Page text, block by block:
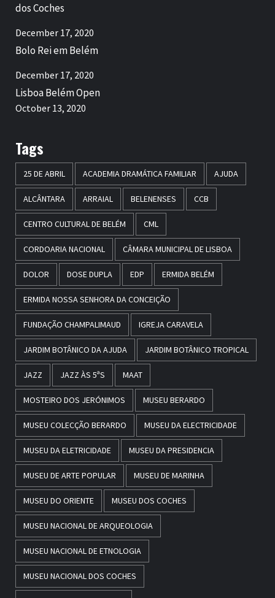
dos Coches
December 17, 2020
Bolo Rei em Belém
December 17, 2020
Lisboa Belém Open
October 13, 2020
Tags
25 DE ABRIL ACADEMIA DRAMÁTICA FAMILIAR AJUDA
ALCÂNTARA ARRAIAL BELENENSES CCB
CENTRO CULTURAL DE BELÉM CML
CORDOARIA NACIONAL CÂMARA MUNICIPAL DE LISBOA
DOLOR DOSE DUPLA EDP ERMIDA BELÉM
ERMIDA NOSSA SENHORA DA CONCEIÇÃO
FUNDAÇÃO CHAMPALIMAUD IGREJA CARAVELA
JARDIM BOTÂNICO DA AJUDA JARDIM BOTÂNICO TROPICAL
JAZZ JAZZ ÀS 5ªS MAAT
MOSTEIRO DOS JERÓNIMOS MUSEU BERARDO
MUSEU COLECÇÃO BERARDO MUSEU DA ELECTRICIDADE
MUSEU DA ELETRICIDADE MUSEU DA PRESIDENCIA
MUSEU DE ARTE POPULAR MUSEU DE MARINHA
MUSEU DO ORIENTE MUSEU DOS COCHES
MUSEU NACIONAL DE ARQUEOLOGIA
MUSEU NACIONAL DE ETNOLOGIA
MUSEU NACIONAL DOS COCHES